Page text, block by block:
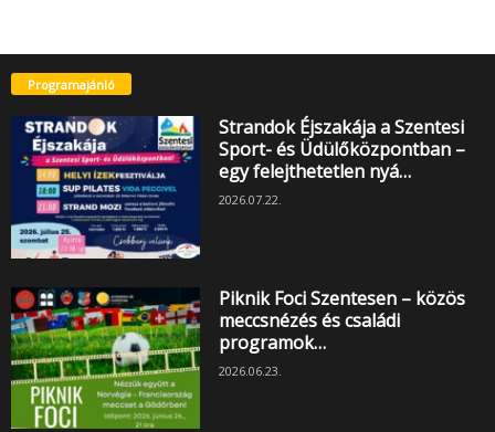
Programajánló
Strandok Éjszakája a Szentesi
Sport- és Üdülőközpontban –
egy felejthetetlen nyá…
2026.07.22.
Piknik Foci Szentesen – közös
meccsnézés és családi
programok…
2026.06.23.